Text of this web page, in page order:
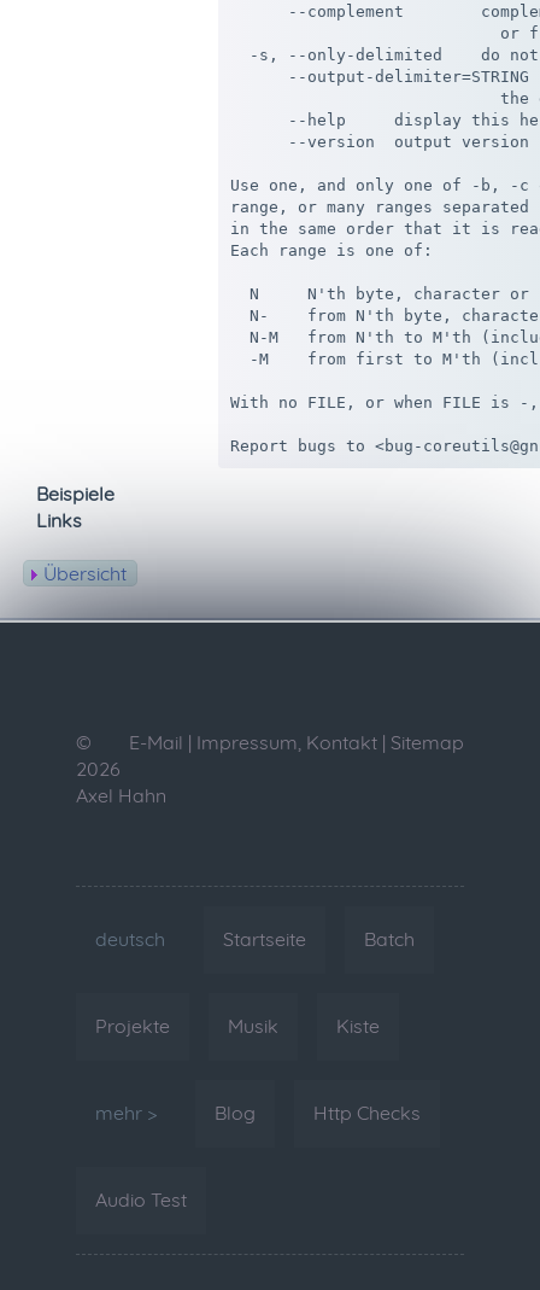
--complement
or
-s, --only-delimited    do
--output-delimiter=STRING
the
--help     display this
--version  output version
Use one, and only one of -b, -
range, or many ranges
in the same order that it is
Each range is one of:
N     N'th byte, character or
N-    from N'th byte,
N-M   from N'th to M'th
-M    from first to M'th
With no FILE, or when FILE is
Beispiele
Links
Übersicht
E-Mail | Impressum, Kontakt | Sitemap
©
2026
Axel Hahn
deutsch Startseite Batch
Projekte Musik Kiste
mehr > Blog Http Checks
Audio Test